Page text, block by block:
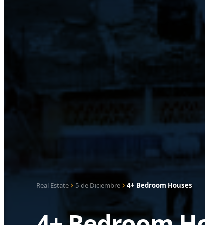
Real Estate 5 de Diciembre 4+ Bedroom Houses